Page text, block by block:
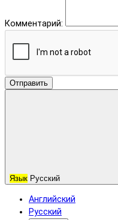
Комментарий:
Отправить
Язык Русский
Английский
Русский